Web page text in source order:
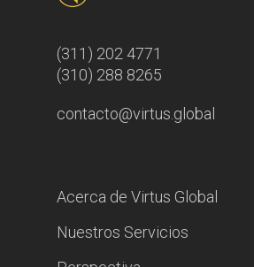
(311) 202 4771
(310) 288 8265
contacto@virtus.global
Acerca de Virtus Global
Nuestros Servicios